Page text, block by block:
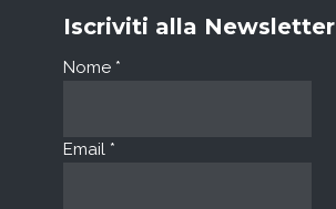
Iscriviti alla Newsletter
Nome *
Email *